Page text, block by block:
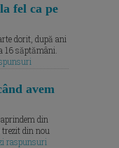
fel ca pe
dorit, după ani
16 săptămâni.
avem
din
din nou
raspunsuri